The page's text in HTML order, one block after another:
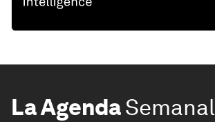
La AgendaSemanal